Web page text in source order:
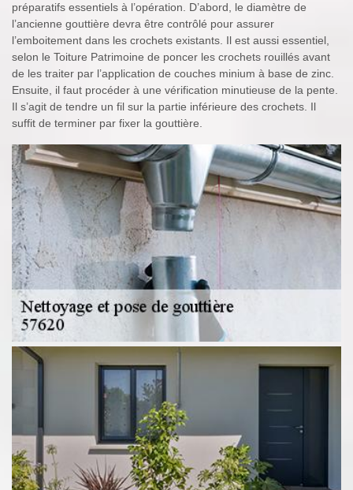
préparatifs essentiels à l’opération. D’abord, le diamètre de
l’ancienne gouttière devra être contrôlé pour assurer
l’emboitement dans les crochets existants. Il est aussi essentiel,
selon le Toiture Patrimoine de poncer les crochets rouillés avant
de les traiter par l’application de couches minium à base de zinc.
Ensuite, il faut procéder à une vérification minutieuse de la pente.
Il s’agit de tendre un fil sur la partie inférieure des crochets. Il
suffit de terminer par fixer la gouttière.